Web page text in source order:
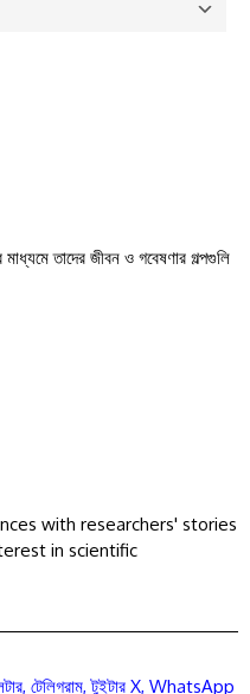
মাধ্যমে তাদের জীবন ও গবেষণার গল্পগুলি
with researchers' stories
in scientific
, টেলিগ্রাম,টুইটার X, WhatsApp